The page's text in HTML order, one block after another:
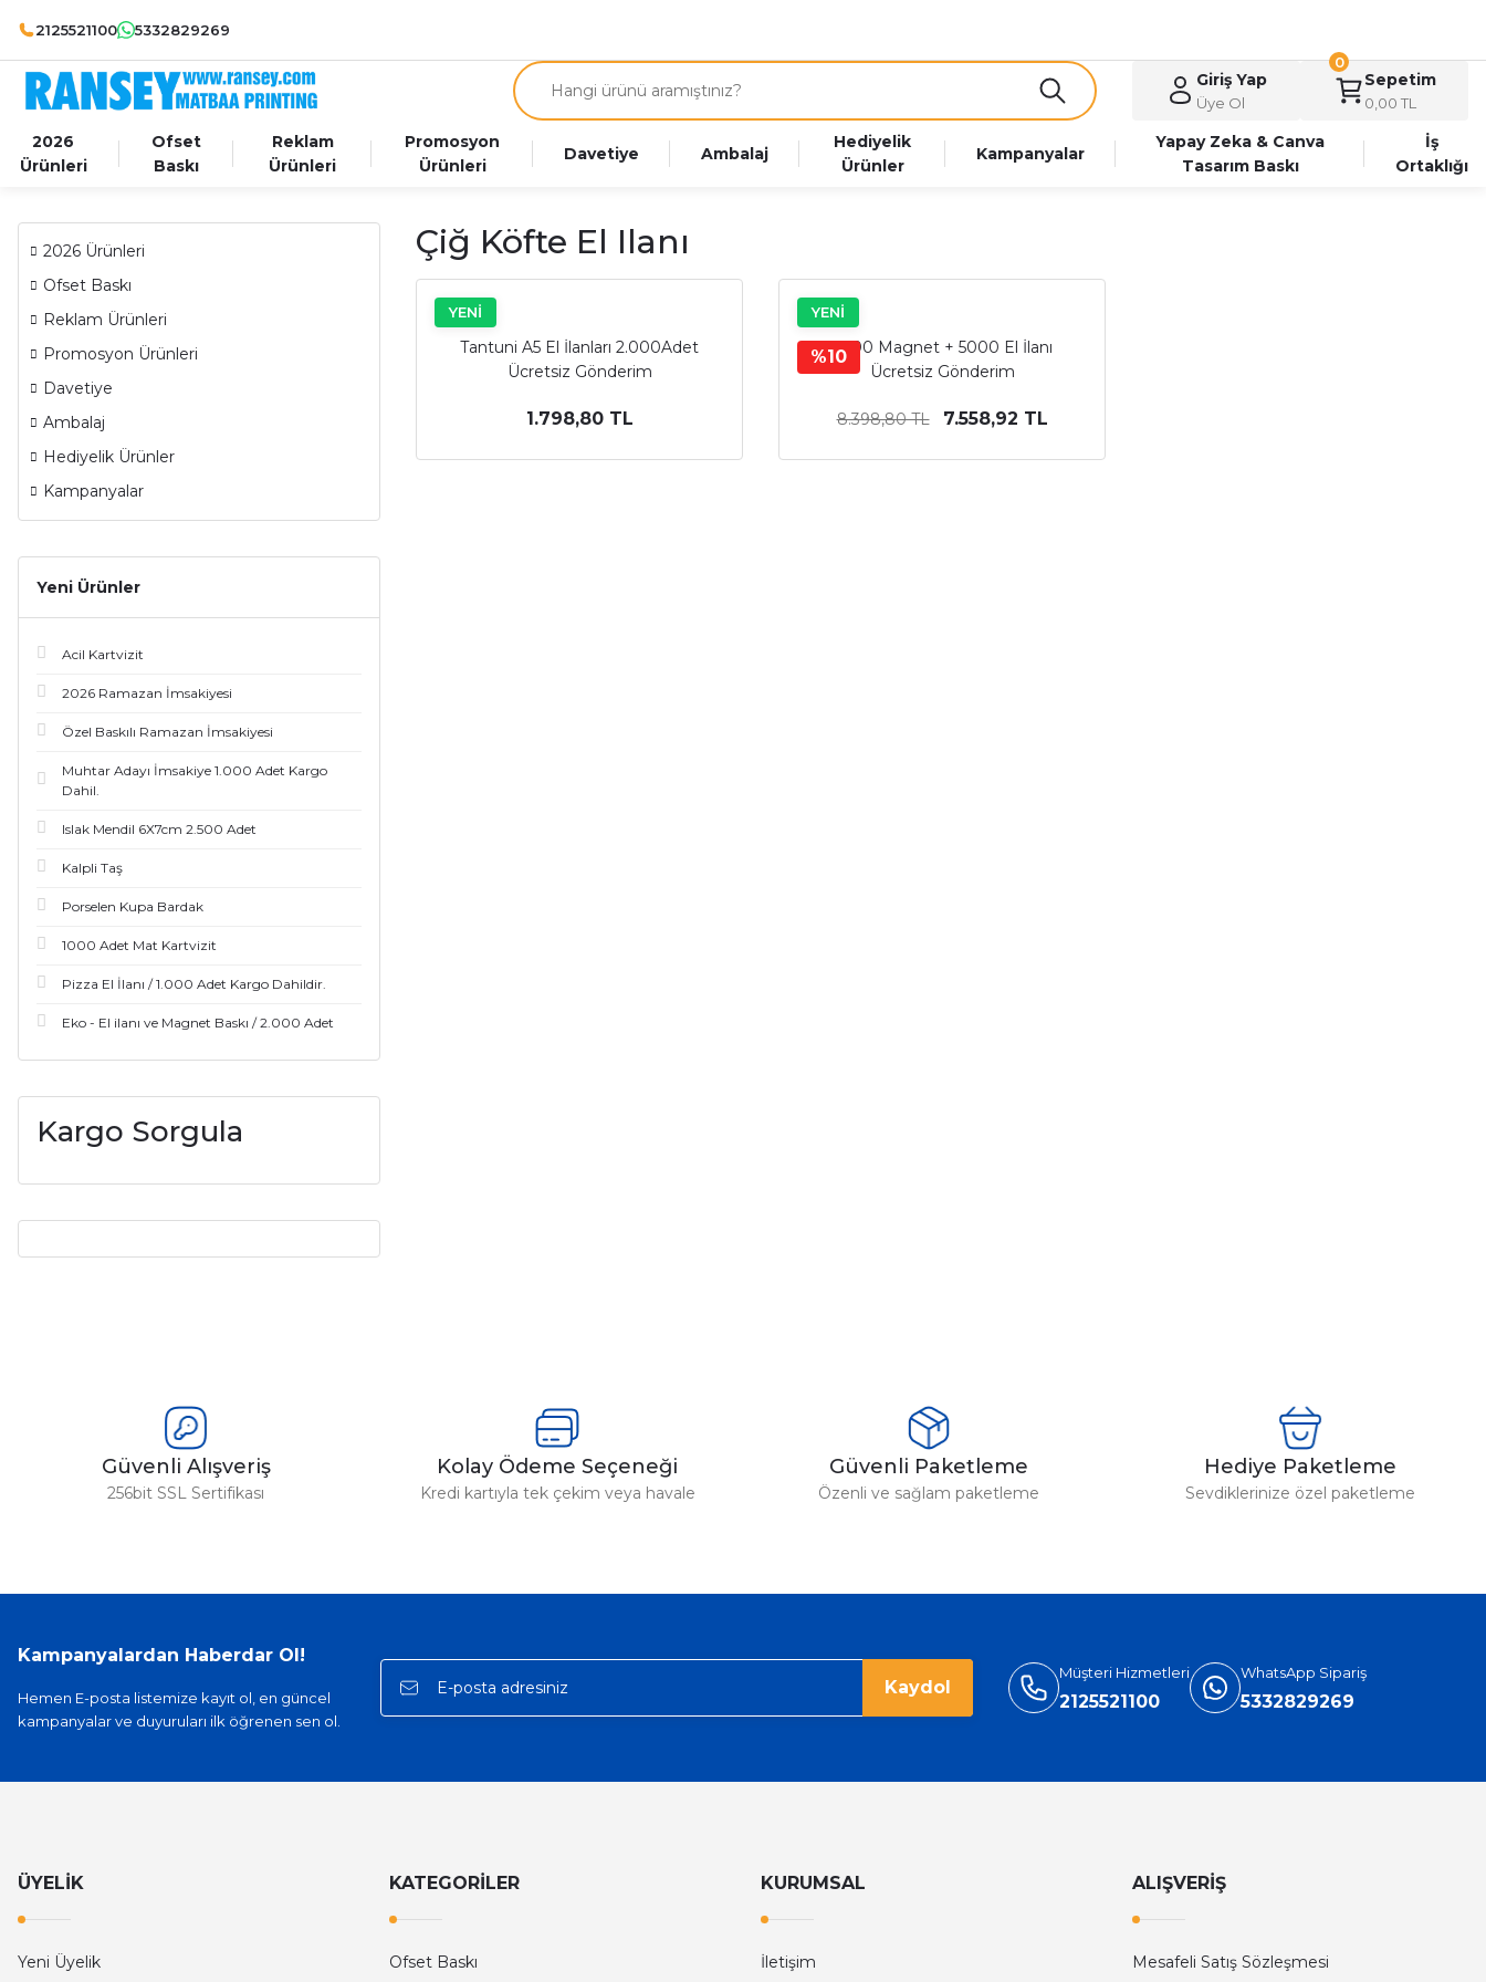
2125521100 5332829269
Giriş Yap
Üye Ol
Sepetim
0,00 TL
0
2026
Ürünleri
Ofset
Baskı
Reklam
Ürünleri
Promosyon
Ürünleri
Davetiye Ambalaj
Hediyelik
Ürünler
Kampanyalar
Yapay Zeka & Canva
Tasarım Baskı
İş
Ortaklığı
2026 Ürünleri
Ofset Baskı
Reklam Ürünleri
Promosyon Ürünleri
Davetiye
Ambalaj
Hediyelik Ürünler
Kampanyalar
Yeni Ürünler
Acil Kartvizit
2026 Ramazan İmsakiyesi
Özel Baskılı Ramazan İmsakiyesi
Muhtar Adayı İmsakiye 1.000 Adet Kargo
Dahil.
Islak Mendil 6X7cm 2.500 Adet
Kalpli Taş
Porselen Kupa Bardak
1000 Adet Mat Kartvizit
Pizza El İlanı / 1.000 Adet Kargo Dahildir.
Eko - El ilanı ve Magnet Baskı / 2.000 Adet
Kargo Sorgula
Çiğ Köfte El Ilanı
YENİ
Tantuni A5 El İlanları 2.000Adet
Ücretsiz Gönderim
1.798,80 TL
YENİ
%105000 Magnet + 5000 El İlanı
Ücretsiz Gönderim
8.398,80 TL 7.558,92 TL
Güvenli Alışveriş
256bit SSL Sertifikası
Kolay Ödeme Seçeneği
Kredi kartıyla tek çekim veya havale
Güvenli Paketleme
Özenli ve sağlam paketleme
Hediye Paketleme
Sevdiklerinize özel paketleme
Kampanyalardan Haberdar Ol!
Hemen E-posta listemize kayıt ol, en güncel
kampanyalar ve duyuruları ilk öğrenen sen ol.
Kaydol
Müşteri Hizmetleri
2125521100
WhatsApp Sipariş
5332829269
ÜYELİK
Yeni Üyelik
KATEGORİLER
Ofset Baskı
KURUMSAL
İletişim
ALIŞVERİŞ
Mesafeli Satış Sözleşmesi